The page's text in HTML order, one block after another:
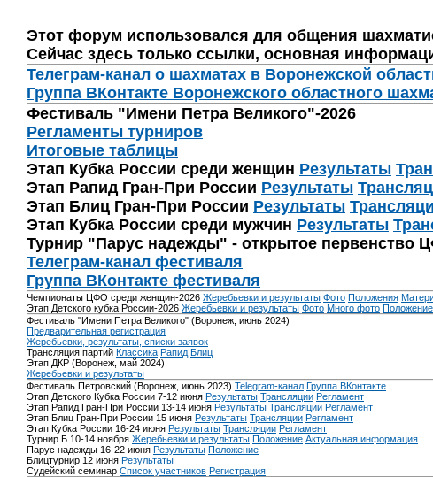
Этот форум использовался для общения
Сейчас здесь только ссылки, основная
Телеграм-канал о шахматах в Воронежской
Группа ВКонтакте Воронежского областного
Фестиваль "Имени Петра Великого"-2026
Регламенты турниров
Итоговые таблицы
Этап Кубка России среди женщин Результаты
Этап Рапид Гран-При России Результаты
Этап Блиц Гран-При России Результаты
Этап Кубка России среди мужчин Результаты
Турнир "Парус надежды" - открытое первенство
Телеграм-канал фестиваля
Группа ВКонтакте фестиваля
Чемпионаты ЦФО среди женщин-2026 Жеребьевки и результаты Фото Положения
Этап Детского кубка России-2026 Жеребьевки и результаты Фото Много фото Положение
Фестиваль "Имени Петра Великого" (Воронеж, июнь 2024)
Предварительная регистрация
Жеребьевки, результаты, списки заявок
Трансляция партий Классика Рапид Блиц
Этап ДКР (Воронеж, май 2024)
Жеребьевки и результаты
Фестиваль Петровский (Воронеж, июнь 2023) Telegram-канал Группа ВКонтакте
Этап Детского Кубка России 7-12 июня Результаты Трансляции Регламент
Этап Рапид Гран-При России 13-14 июня Результаты Трансляции Регламент
Этап Блиц Гран-При России 15 июня Результаты Трансляции Регламент
Этап Кубка России 16-24 июня Результаты Трансляции Регламент
Турнир Б 10-14 ноября Жеребьевки и результаты Положение Актуальная информация
Парус надежды 16-22 июня Результаты Положение
Блицтурнир 12 июня Результаты
Судейский семинар Список участников Регистрация